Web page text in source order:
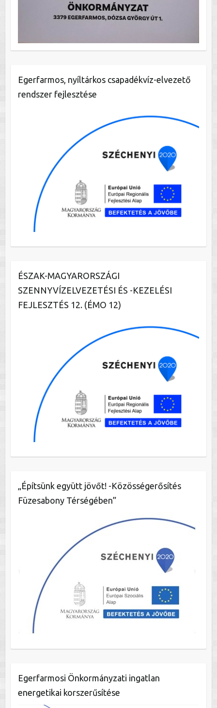
Egerfarmos, nyíltárkos csapadékvíz-elvezető
rendszer fejlesztése
ÉSZAK-MAGYARORSZÁGI
SZENNYVÍZELVEZETÉSI ÉS -KEZELÉSI
FEJLESZTÉS 12. (ÉMO 12)
„Építsünk együtt jövőt! -Közösségerősítés
Füzesabony Térségében”
Egerfarmosi Önkormányzati ingatlan
energetikai korszerűsítése